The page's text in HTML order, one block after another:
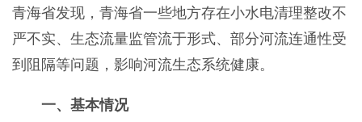
青海省发现，青海省一些地方存在小水电清理整改不
严不实、生态流量监管流于形式、部分河流连通性受
到阻隔等问题，影响河流生态系统健康。
一、基本情况